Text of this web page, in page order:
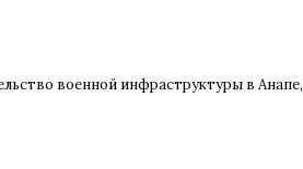
военной инфраструктуры в Анапе,